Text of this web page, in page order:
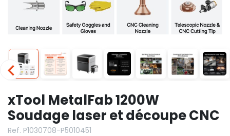
xTool MetalFab 1200W
Soudage laser et découpe CNC
Ref. P1030708-P5010451